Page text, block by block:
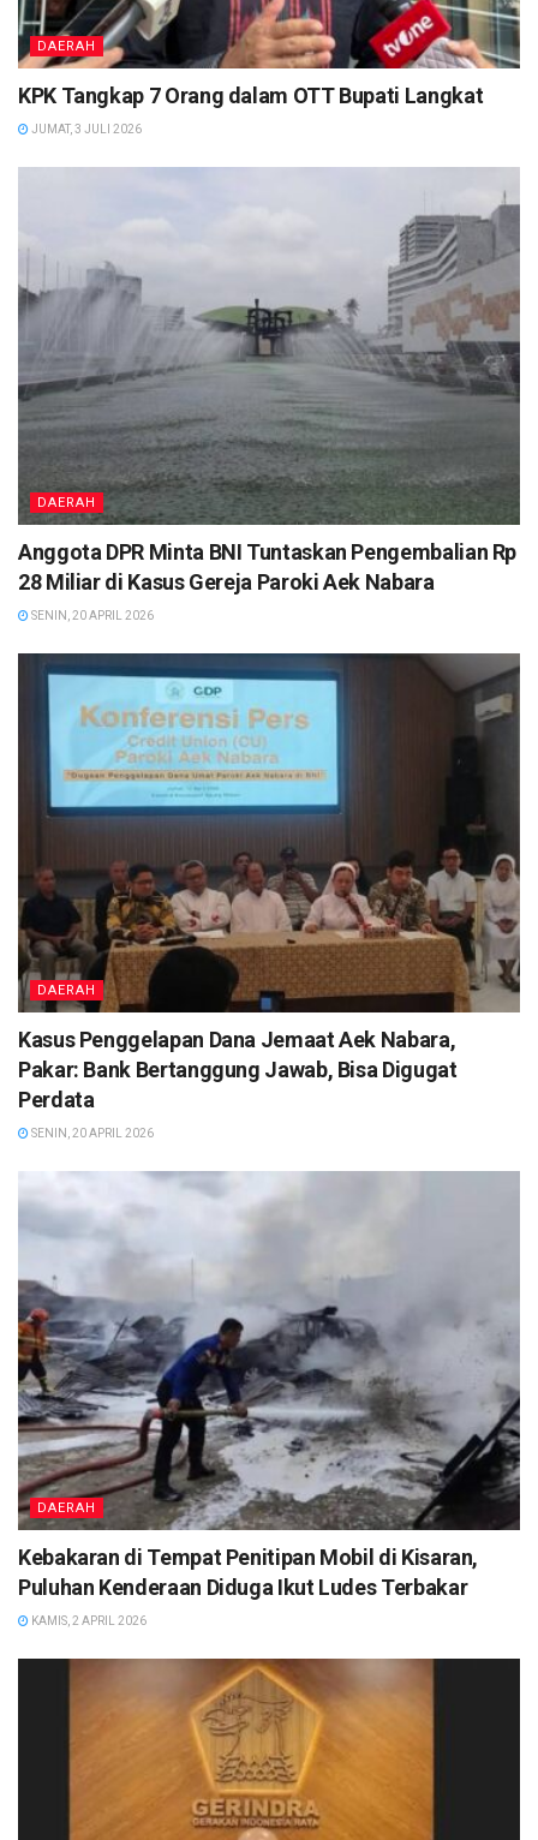
DAERAH
KPK Tangkap 7 Orang dalam OTT Bupati Langkat
JUMAT, 3 JULI 2026
DAERAH
Anggota DPR Minta BNI Tuntaskan Pengembalian Rp
28 Miliar di Kasus Gereja Paroki Aek Nabara
SENIN, 20 APRIL 2026
DAERAH
Kasus Penggelapan Dana Jemaat Aek Nabara,
Pakar: Bank Bertanggung Jawab, Bisa Digugat
Perdata
SENIN, 20 APRIL 2026
DAERAH
Kebakaran di Tempat Penitipan Mobil di Kisaran,
Puluhan Kenderaan Diduga Ikut Ludes Terbakar
KAMIS, 2 APRIL 2026